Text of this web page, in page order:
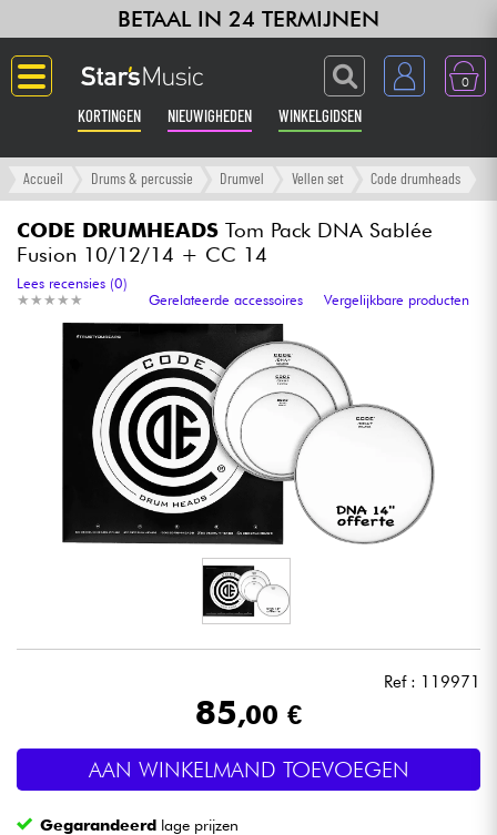
BETAAL IN 24 TERMIJNEN
0
KORTINGEN NIEUWIGHEDEN WINKELGIDSEN
Langue
Gitaar & Bas
Versterker & Effecten
Toetsenbord & Piano
Synths & samplers
Home-studio
Hoofdtelefoon
Licht
Accueil Drums & percussie Drumvel Vellen set Code drumheads
CODE DRUMHEADS Tom Pack DNA Sablée
Fusion 10/12/14 + CC 14
★ ★ ★ ★ ★
★ ★ ★ ★ ★
Lees recensies (0)
Gerelateerde accessoires
Vergelijkbare producten
Ref : 119971
85,00 €
AAN WINKELMAND TOEVOEGEN
Gegarandeerd lage prijzen